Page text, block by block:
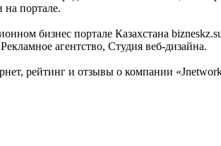
на портале.
бизнес портале Казахстана
агентство, Студия веб-дизайна.
рейтинг и отзывы о компании